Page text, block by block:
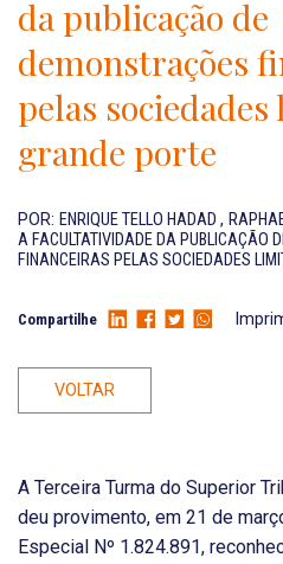
NOSSA EQUIPE
Localização
EN-US
da publicação de
demonstrações
pelas
grande porte
POR: ENRIQUE TELLO HADAD ,
A FACULTATIVIDADE DA PUBLICAÇÃO
FINANCEIRAS PELAS SOCIEDADES
Compartilhe
VOLTAR
A Terceira Turma do Superior
deu provimento, em 21 de
Especial Nº 1.824.891,